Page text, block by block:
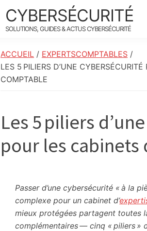
CYBERSÉCURITÉ
SOLUTIONS, GUIDES & ACTUS CYBERSÉCURITÉ
ACCUEIL / EXPERTSCOMPTABLES /
LES 5 PILIERS D’UNE
COMPTABLE
Les 5 piliers
pour les cabinets
Passer d’une cybersécurité « à la
complexe pour un cabinet d’
mieux protégées partagent toutes
complémentaires — cinq « piliers »